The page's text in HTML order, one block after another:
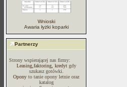
Wnioski
Awaria łyżki koparki
Partnerzy
Strony wspierającej nas firmy:
Leasing,faktoring, kredytgdy
szukasz gotówki.
Opony to tanie opony letnie oraz
katalog